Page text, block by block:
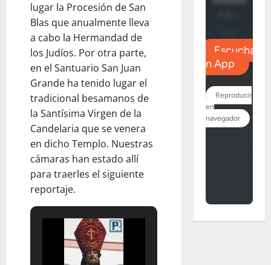
lugar la Procesión de San
Blas que anualmente lleva
a cabo la Hermandad de
los Judíos. Por otra parte,
en el Santuario San Juan
Grande ha tenido lugar el
tradicional besamanos de
la Santísima Virgen de la
Candelaria que se venera
en dicho Templo. Nuestras
cámaras han estado allí
para traerles el siguiente
reportaje.